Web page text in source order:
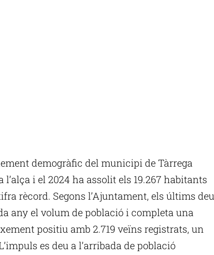
demogràfic del municipi de Tàrrega
i el 2024 ha assolit els 19.267 habitants
rècord. Segons l’Ajuntament, els últims deu
any el volum de població i completa una
positiu amb 2.719 veïns registrats, un
es deu a l’arribada de població